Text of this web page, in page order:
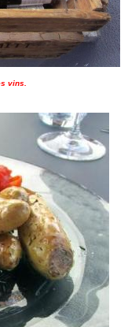
vins.